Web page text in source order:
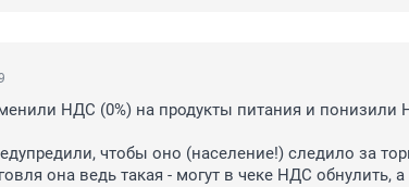
НДС (0%) на продукты питания и понизили
чтобы оно (население!) следило за
она ведь такая - могут в чеке НДС обнулить,